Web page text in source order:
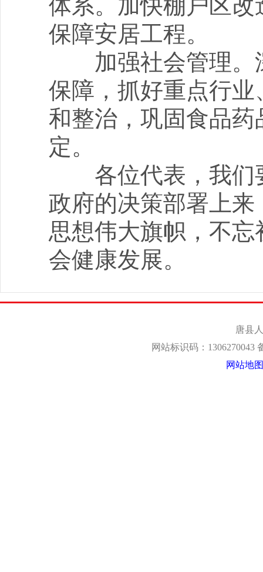
体系。加快棚户区
保障安居工程。
加强社会管理。
保障，抓好重点行
和整治，巩固食品
定。
各位代表，我们
政府的决策部署上
思想伟大旗帜，不
会健康发展。
唐县
网站标识码：1306270043
网站地图